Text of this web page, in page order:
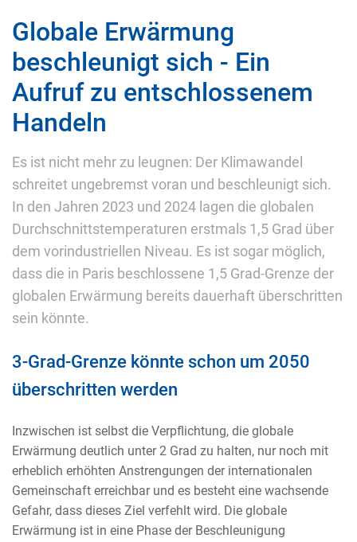
Globale Erwärmung
beschleunigt sich - Ein
Aufruf zu entschlossenem
Handeln
Es ist nicht mehr zu leugnen: Der Klimawandel
schreitet ungebremst voran und beschleunigt sich.
In den Jahren 2023 und 2024 lagen die globalen
Durchschnittstemperaturen erstmals 1,5 Grad über
dem vorindustriellen Niveau. Es ist sogar möglich,
dass die in Paris beschlossene 1,5 Grad-Grenze der
globalen Erwärmung bereits dauerhaft überschritten
sein könnte.
3-Grad-Grenze könnte schon um 2050
überschritten werden
Inzwischen ist selbst die Verpflichtung, die globale
Erwärmung deutlich unter 2 Grad zu halten, nur noch mit
erheblich erhöhten Anstrengungen der internationalen
Gemeinschaft erreichbar und es besteht eine wachsende
Gefahr, dass dieses Ziel verfehlt wird. Die globale
Erwärmung ist in eine Phase der Beschleunigung